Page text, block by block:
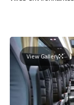
View Gallery